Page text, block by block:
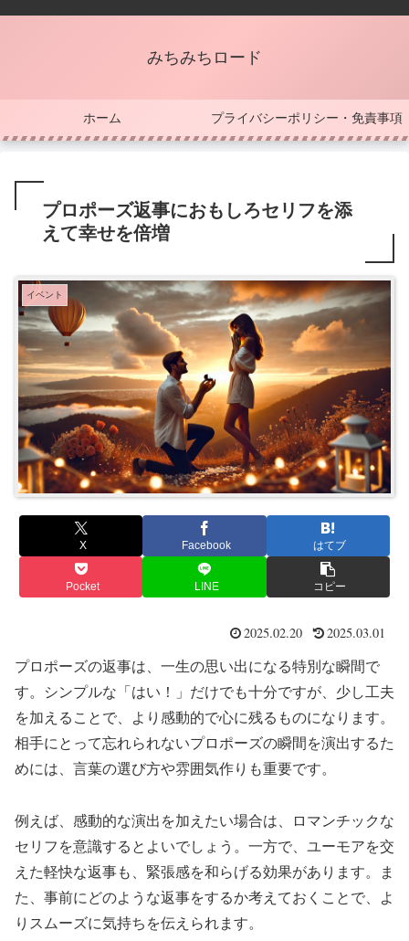
みちみちロード
ホーム プライバシーポリシー・免責事項
プロポーズ返事におもしろセリフを添
えて幸せを倍増
イベント
X Facebook はてブ
Pocket LINE コピー
2025.02.20 2025.03.01
プロポーズの返事は、一生の思い出になる特別な瞬間で
す。シンプルな「はい！」だけでも十分ですが、少し工夫
を加えることで、より感動的で心に残るものになります。
相手にとって忘れられないプロポーズの瞬間を演出するた
めには、言葉の選び方や雰囲気作りも重要です。
例えば、感動的な演出を加えたい場合は、ロマンチックな
セリフを意識するとよいでしょう。一方で、ユーモアを交
えた軽快な返事も、緊張感を和らげる効果があります。ま
た、事前にどのような返事をするか考えておくことで、よ
りスムーズに気持ちを伝えられます。